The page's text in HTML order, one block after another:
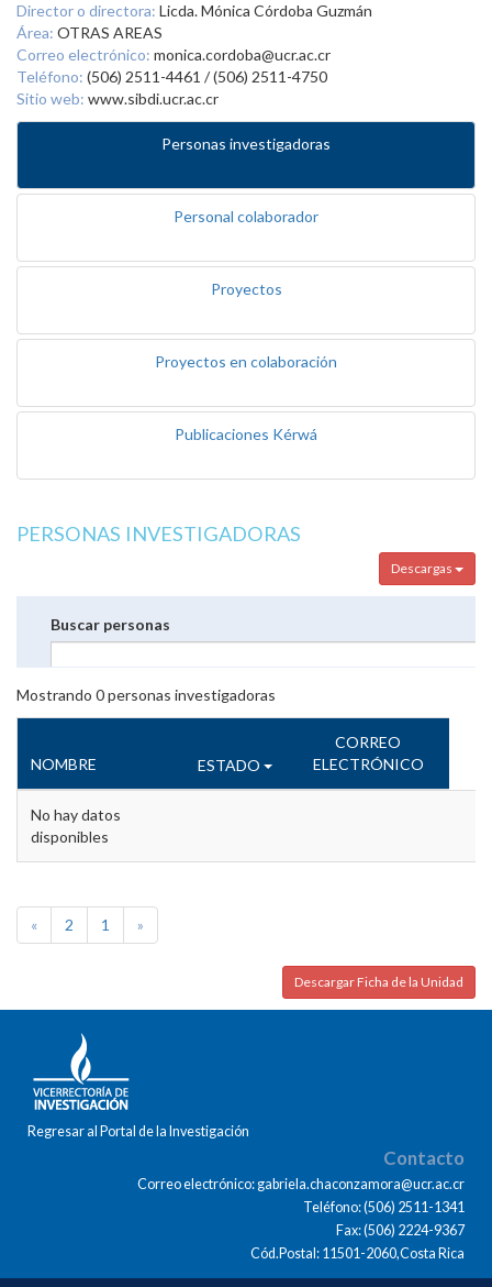
Director o directora: Licda. Mónica Córdoba Guzmán
Área: OTRAS AREAS
Correo electrónico: monica.cordoba@ucr.ac.cr
Teléfono: (506) 2511-4461 / (506) 2511-4750
Sitio web: www.sibdi.ucr.ac.cr
Personas investigadoras
Personal colaborador
Proyectos
Proyectos en colaboración
Publicaciones Kérwá
PERSONAS INVESTIGADORAS
Descargas
Buscar personas
Mostrando 0personas investigadoras
NOMBRE ESTADO
CORREO
ELECTRÓNICO
No hay datos
disponibles
« 2 1 »
Descargar Ficha de la Unidad
Regresar al Portal de la Investigación
Contacto
Correo electrónico: gabriela.chaconzamora@ucr.ac.cr
Teléfono: (506) 2511-1341
Fax: (506) 2224-9367
Cód.Postal: 11501-2060,Costa Rica